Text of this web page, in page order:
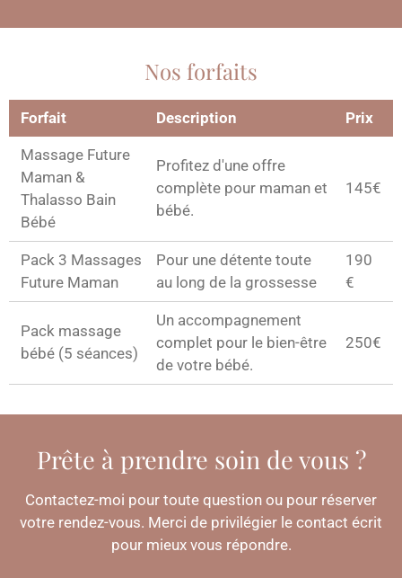
Nos forfaits
Forfait Description Prix
Massage Future
Maman &
Thalasso Bain
Bébé
Profitez d'une offre
complète pour maman et
bébé.
145€
Pack 3 Massages
Future Maman
Pour une détente toute
au long de la grossesse
190
€
Pack massage
bébé (5 séances)
Un accompagnement
complet pour le bien-être
de votre bébé.
250€
Prête à prendre soin de vous ?
Contactez-moi pour toute question ou pour réserver
votre rendez-vous. Merci de privilégier le contact écrit
pour mieux vous répondre.